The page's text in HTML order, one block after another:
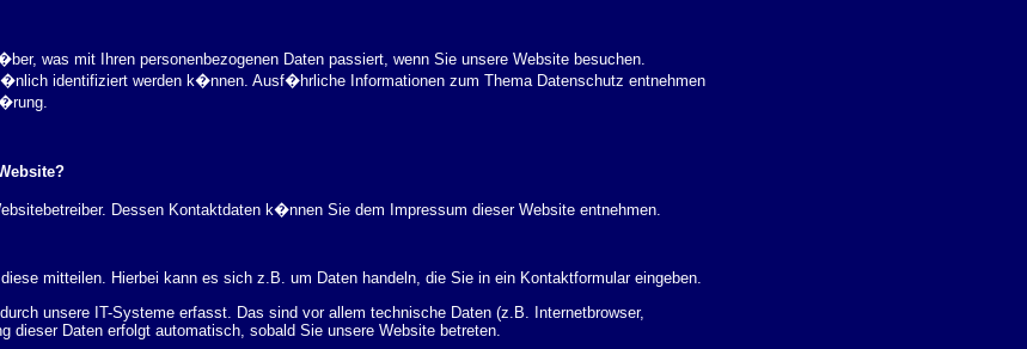
was mit Ihren personenbezogenen Daten passiert, wenn Sie unsere Website besuchen.
identifiziert werden k�nnen. Ausf�hrliche Informationen zum Thema Datenschutz entnehmen
Dessen Kontaktdaten k�nnen Sie dem Impressum dieser Website entnehmen.
mitteilen. Hierbei kann es sich z.B. um Daten handeln, die Sie in ein Kontaktformular eingeben.
unsere IT-Systeme erfasst. Das sind vor allem technische Daten (z.B. Internetbrowser,
Daten erfolgt automatisch, sobald Sie unsere Website betreten.